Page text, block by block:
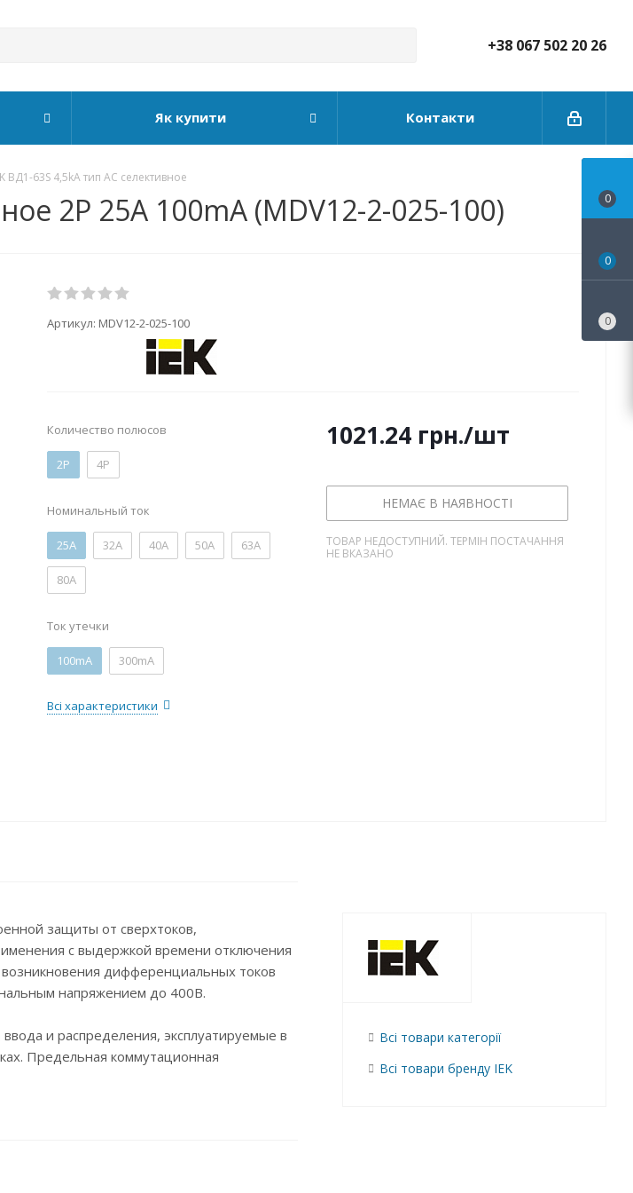
+38 067 502 20 26
Як купити Контакти
ВД1-63S 4,5kA тип АС селективное
2P 25А 100mA (MDV12-2-025-100)
Артикул: MDV12-2-025-100
Количество полюсов
2P 4P
Номинальный ток
25А 32А 40А 50А 63А
80А
Ток утечки
100mA 300mA
Всі характеристики
1021.24 грн./шт
НЕМАЄ В НАЯВНОСТІ
ТОВАР НЕДОСТУПНИЙ. ТЕРМІН ПОСТАЧАННЯ
НЕ ВКАЗАНО
защиты от сверхтоков,
с выдержкой времени отключения
дифференциальных токов
напряжением до 400В.
и распределения, эксплуатируемые в
Предельная коммутационная
Всі товари категорії
Всі товари бренду IEK
0
0
0